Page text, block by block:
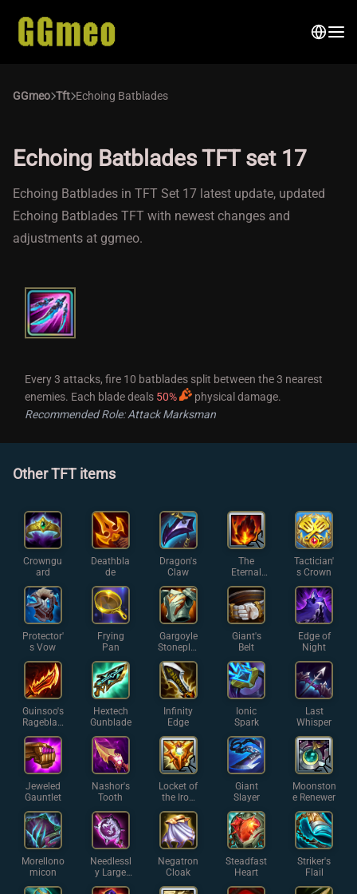
GGmeo Tft Echoing Batblades
Echoing Batblades TFT set 17
Echoing Batblades in TFT Set 17 latest update, updated
Echoing Batblades TFT with newest changes and
adjustments at ggmeo.
Every 3 attacks, fire 10 batblades split between the 3 nearest
enemies. Each blade deals 50%
physical damage.
Recommended Role: Attack Marksman
Other TFT items
Crowngu
ard
Deathbla
de
Dragon's
Claw
The
Eternal
Flame
Tactician'
s Crown
Protector'
s Vow
Frying
Pan
Gargoyle
Stoneplat
e
Giant's
Belt
Edge of
Night
Guinsoo's
Rageblad
e
Hextech
Gunblade
Infinity
Edge
Ionic
Spark
Last
Whisper
Jeweled
Gauntlet
Nashor's
Tooth
Locket of
the Iron
Solari
Giant
Slayer
Moonston
e Renewer
Morellono
micon
Needlessl
y Large
Rod
Negatron
Cloak
Steadfast
Heart
Striker's
Flail